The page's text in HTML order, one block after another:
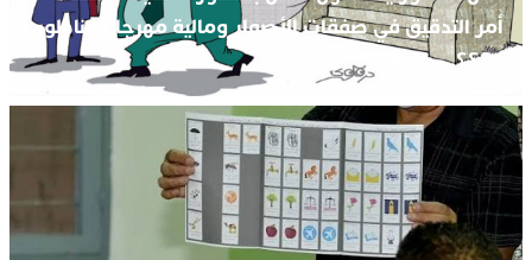
أمر التدقيق في صفقات الأصوار ومالية مهرجان الناظور
..؟؟؟.